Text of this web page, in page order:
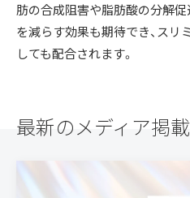
肪の合成阻害や脂肪酸の分解
を減らす効果も期待でき、スリ
しても配合されます。
最新のメディア掲